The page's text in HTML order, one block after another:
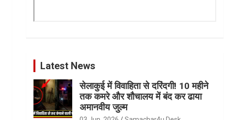
Latest News
सेलाकुई में विवाहिता से दरिंदगी! 10 महीने
तक कमरे और शौचालय में बंद कर ढाया
अमानवीय जुल्म